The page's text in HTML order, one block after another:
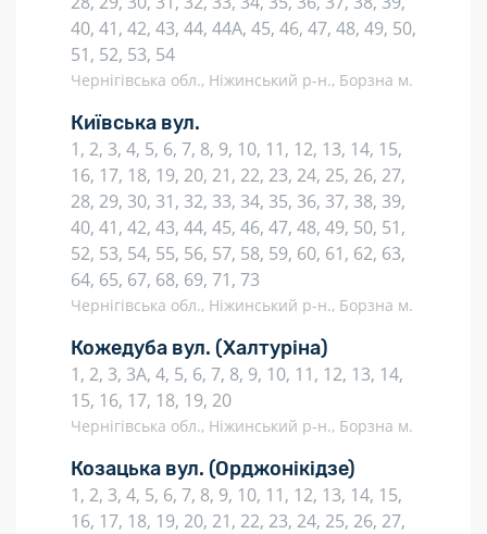
40, 41, 42, 43, 44, 44А, 45, 46, 47, 48, 49, 50,
51, 52, 53, 54
Чернігівська обл., Ніжинський р-н., Борзна м.
Київська вул.
1, 2, 3, 4, 5, 6, 7, 8, 9, 10, 11, 12, 13, 14, 15,
16, 17, 18, 19, 20, 21, 22, 23, 24, 25, 26, 27,
28, 29, 30, 31, 32, 33, 34, 35, 36, 37, 38, 39,
40, 41, 42, 43, 44, 45, 46, 47, 48, 49, 50, 51,
52, 53, 54, 55, 56, 57, 58, 59, 60, 61, 62, 63,
64, 65, 67, 68, 69, 71, 73
Чернігівська обл., Ніжинський р-н., Борзна м.
Кожедуба вул. (Халтуріна)
1, 2, 3, 3А, 4, 5, 6, 7, 8, 9, 10, 11, 12, 13, 14,
15, 16, 17, 18, 19, 20
Чернігівська обл., Ніжинський р-н., Борзна м.
Козацька вул. (Орджонікідзе)
1, 2, 3, 4, 5, 6, 7, 8, 9, 10, 11, 12, 13, 14, 15,
16, 17, 18, 19, 20, 21, 22, 23, 24, 25, 26, 27,